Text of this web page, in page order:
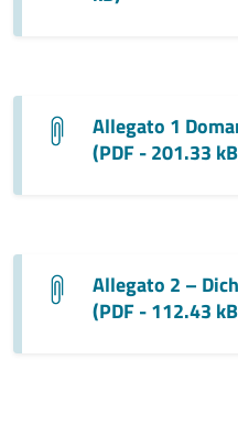
Allegato 1
(PDF - 201.33
Allegato 2 –
(PDF - 112.43